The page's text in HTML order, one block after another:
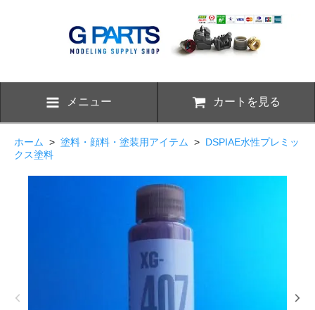
メニュー カートを見る
ホーム > 塗料・顔料・塗装用アイテム > DSPIAE水性プレミッ
クス塗料